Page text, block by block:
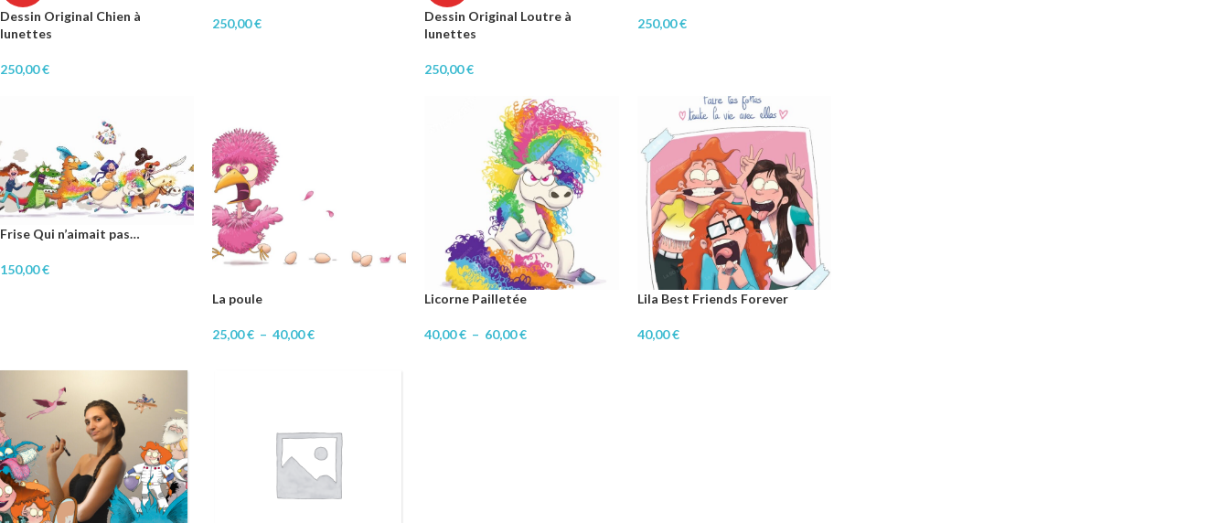
Dessin Original Chien à
lunettes
250,00€
250,00€
Dessin Original Loutre à
lunettes
250,00€
250,00€
Frise Qui n’aimait pas…
150,00€
La poule
25,00€ – 40,00€
Licorne Pailletée
40,00€ – 60,00€
Lila Best Friends Forever
40,00€